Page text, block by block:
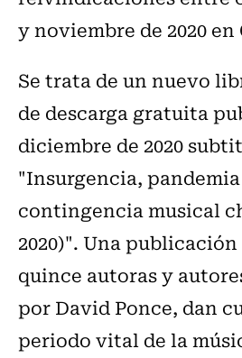
y noviembre de 2020
Se trata de un nuevo
de descarga gratuita
diciembre de 2020
"Insurgencia, pandemia
contingencia musical
2020)". Una
quince autoras y
por David Ponce, dan
periodo vital de la